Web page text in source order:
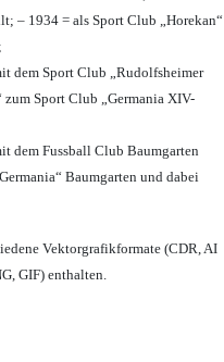
– 1934 = als Sport Club „Horekan“
dem Sport Club „Rudolfsheimer
zum Sport Club „Germania XIV-
dem Fussball Club Baumgarten
Baumgarten und dabei
Vektorgrafikformate (CDR, AI
GIF) enthalten.